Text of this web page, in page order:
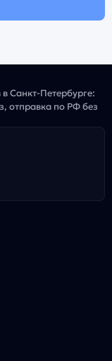
Санкт-Петербурге:
отправка по РФ без